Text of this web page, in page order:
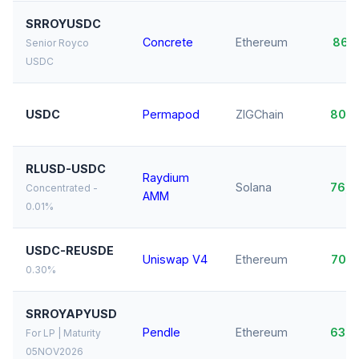
SRROYUSDC
Senior Royco
USDC
Concrete Ethereum
USDC Permapod ZIGChain
RLUSD-USDC
Concentrated -
0.01%
Raydium
AMM
Solana
USDC-REUSDE
0.30%
Uniswap V4 Ethereum
SRROYAPYUSD
For LP | Maturity
05NOV2026
Pendle Ethereum